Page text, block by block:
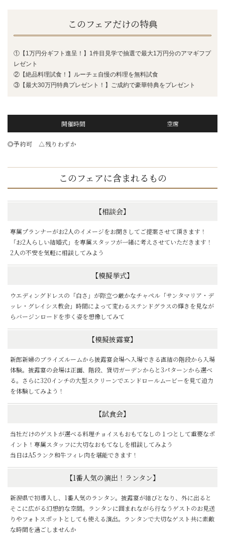
このフェアだけの特典
①【1万円分ギフト進呈！】1件目見学で抽選で最大1万円分のアマギフプ
レゼント
②【絶品料理試食！】ルーチェ自慢の料理を無料試食
③【最大30万円特典プレゼント！】ご成約で豪華特典をプレゼント
開催時間 空席
◎予約可 △残りわずか
このフェアに含まれるもの
【相談会】
専属プランナーがお2人のイメージをお聞きしてご提案させて頂きます！
「お2人らしい結婚式」を専属スタッフが一緒に考えさせていただきます！
2人の不安を気軽に相談してみよう
【模擬挙式】
ウエディングドレスの「白さ」が際立つ厳かなチャペル「サンタマリア・デ
ッレ・グレイシス教会」時間によって変わるステンドグラスの輝きを見なが
らバージンロードを歩く姿を想像してみて
【模擬披露宴】
新郎新婦のブライズルームから披露宴会場へ入場できる直結の階段から入場
体験。披露宴の会場は正面、階段、貸切ガーデンからと3パターンから選べ
る。さらに320インチの大型スクリーンでエンドロールムービーを見て迫力
を体験してみよう！
【試食会】
当社だけのゲストが選べる料理チョイスもおもてなしの１つとして重要なポ
イント！専属スタッフに大切なおもてなしを相談してみよう
当日はA5ランク和牛フィレ肉を堪能できます！
【1番人気の演出！ランタン】
新潟県で初導入し、1番人気のランタン。披露宴が結びとなり、外に出ると
そこに広がる幻想的な空間。ランタンに囲まれながら行なうゲストのお見送
りやフォトスポットとしても使える演出。ランタンで大切なゲスト共に素敵
な時間を過ごしませんか